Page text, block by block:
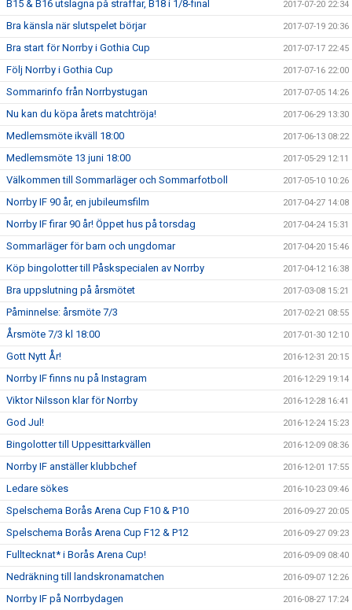
B15 & B16 utslagna på straffar, B18 i 1/8-final 2017-07-20 22:34
Bra känsla när slutspelet börjar 2017-07-19 20:36
Bra start för Norrby i Gothia Cup 2017-07-17 22:45
Följ Norrby i Gothia Cup 2017-07-16 22:00
Sommarinfo från Norrbystugan 2017-07-05 14:26
Nu kan du köpa årets matchtröja! 2017-06-29 13:30
Medlemsmöte ikväll 18:00 2017-06-13 08:22
Medlemsmöte 13 juni 18:00 2017-05-29 12:11
Välkommen till Sommarläger och Sommarfotboll 2017-05-10 10:26
Norrby IF 90 år, en jubileumsfilm 2017-04-27 14:08
Norrby IF firar 90 år! Öppet hus på torsdag 2017-04-24 15:31
Sommarläger för barn och ungdomar 2017-04-20 15:46
Köp bingolotter till Påskspecialen av Norrby 2017-04-12 16:38
Bra uppslutning på årsmötet 2017-03-08 15:21
Påminnelse: årsmöte 7/3 2017-02-21 08:55
Årsmöte 7/3 kl 18:00 2017-01-30 12:10
Gott Nytt År! 2016-12-31 20:15
Norrby IF finns nu på Instagram 2016-12-29 19:14
Viktor Nilsson klar för Norrby 2016-12-28 16:41
God Jul! 2016-12-24 15:23
Bingolotter till Uppesittarkvällen 2016-12-09 08:36
Norrby IF anställer klubbchef 2016-12-01 17:55
Ledare sökes 2016-10-23 09:46
Spelschema Borås Arena Cup F10 & P10 2016-09-27 20:05
Spelschema Borås Arena Cup F12 & P12 2016-09-27 09:23
Fulltecknat* i Borås Arena Cup! 2016-09-09 08:40
Nedräkning till landskronamatchen 2016-09-07 12:26
Norrby IF på Norrbydagen 2016-08-27 17:24